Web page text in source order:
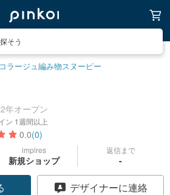
そう
コラージュ編み物スヌーピー
年オープン
ン 1週間以上
0.0(0)
implres
新規ショップ
返信まで
-
デザイナーに連絡